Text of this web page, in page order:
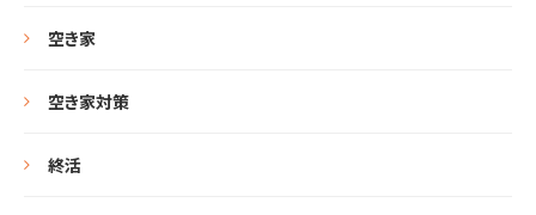
空き家
空き家対策
終活